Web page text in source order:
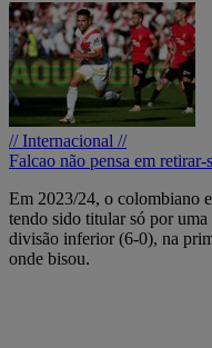
// Internacional //
Falcao não pensa em retirar-
Em 2023/24, o colombiano
tendo sido titular só por
divisão inferior (6-0), na
onde bisou.